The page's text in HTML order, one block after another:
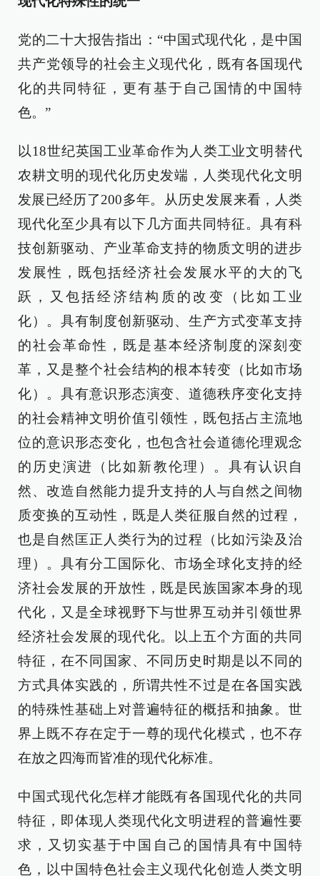
党的二十大报告指出：“中国式现代化，是中国
共产党领导的社会主义现代化，既有各国现代
化的共同特征，更有基于自己国情的中国特
色。”
以18世纪英国工业革命作为人类工业文明替代
农耕文明的现代化历史发端，人类现代化文明
发展已经历了200多年。从历史发展来看，人类
现代化至少具有以下几方面共同特征。具有科
技创新驱动、产业革命支持的物质文明的进步
发展性，既包括经济社会发展水平的大的飞
跃，又包括经济结构质的改变（比如工业
化）。具有制度创新驱动、生产方式变革支持
的社会革命性，既是基本经济制度的深刻变
革，又是整个社会结构的根本转变（比如市场
化）。具有意识形态演变、道德秩序变化支持
的社会精神文明价值引领性，既包括占主流地
位的意识形态变化，也包含社会道德伦理观念
的历史演进（比如新教伦理）。具有认识自
然、改造自然能力提升支持的人与自然之间物
质变换的互动性，既是人类征服自然的过程，
也是自然匡正人类行为的过程（比如污染及治
理）。具有分工国际化、市场全球化支持的经
济社会发展的开放性，既是民族国家本身的现
代化，又是全球视野下与世界互动并引领世界
经济社会发展的现代化。以上五个方面的共同
特征，在不同国家、不同历史时期是以不同的
方式具体实践的，所谓共性不过是在各国实践
的特殊性基础上对普遍特征的概括和抽象。世
界上既不存在定于一尊的现代化模式，也不存
在放之四海而皆准的现代化标准。
中国式现代化怎样才能既有各国现代化的共同
特征，即体现人类现代化文明进程的普遍性要
求，又切实基于中国自己的国情具有中国特
色，以中国特色社会主义现代化创造人类文明